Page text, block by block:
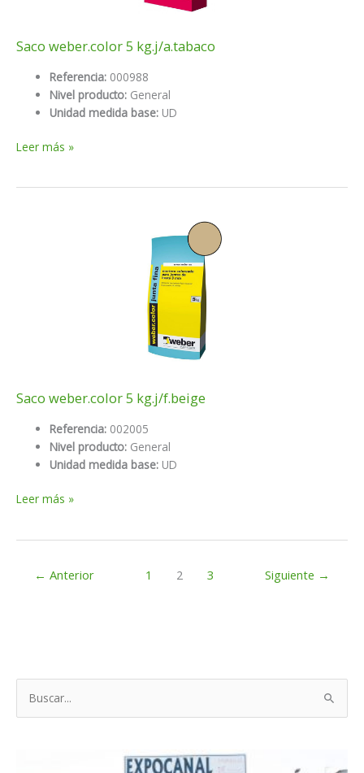
Saco weber.color 5 kg.j/a.tabaco
Referencia: 000988
Nivel producto: General
Unidad medida base: UD
Saco
Leer más »
Saco weber.color 5 kg.j/f.beige
Referencia: 002005
Nivel producto: General
Unidad medida base: UD
Saco
Leer más »
← Anterior 1 2 3 Siguiente →